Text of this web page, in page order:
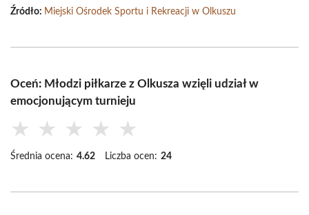
Źródło: Miejski Ośrodek Sportu i Rekreacji w Olkuszu
Oceń: Młodzi piłkarze z Olkusza wzięli udział w
emocjonującym turnieju
★ ★ ★ ★ ★
Średnia ocena: 4.62 Liczba ocen: 24